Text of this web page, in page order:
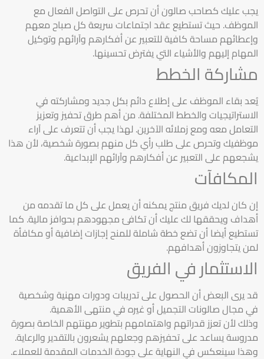
يجب عليك كصاحب صالون أن تحرص على التواصل الفعال مع
الموظف. حيث تستطيع عقد اجتماعات سريعة كل صباح معهم
وإعطائهم مساحة كافية للتعبير عن أفكارهم وآرائهم وتوكيل
المهام إليهم والأشياء التي يفترض تحسينها.
مشاركة الخطط
يُعد بقاء الموظف على إطلاع دائم بكل جديد ومشاركته في
الاستراتيجيات والخطط المختلفة. من أهم طرق تحفيز وتعزيز
التعامل معه ومع زملائه الآخرين. لهذا يجب أن تتعرف على آراء
موظفيك وتحرص على طلب رأي كل منهم بصورة شخصية، لأن هذا
يشجعهم على التعبير عن أفكارهم وآرائهم الإبداعية.
المكافآت
إن كان لديك فريق منتج يمكنه أن يعمل على كل ما تقدمه من
أهداف ويحققها لك عليك أن تكافئ مجهودهم بحوافز مالية. كما
تستطيع أيضا أن تضع خطة شاملة للمنح إجازات إضافية أو مكافأة
لمن يتجاوزون أهدافهم.
الاستثمار في الفريق
قد يرى البعض أن الحصول على تدريبات ودورات مهنية وشخصية
في مجال صالونات التجميل أو غيره في منتهى الأهمية.
وذلك لأن تعزز قدراتهم واهتمامهم بتطوير مهنتهم الخاصة بصورة
مدروسة يساعد على تحفيزهم وجعلهم يشعرون بالتقدير والرعاية.
وهذا سينعكس في النهاية على جودة الخدمات المقدمة للعملاء.